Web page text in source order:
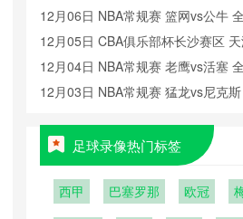
放
12月06日 NBA常规赛 篮网vs公牛
12月05日 CBA俱乐部杯长沙赛区
像回放
12月04日 NBA常规赛 老鹰vs活塞
12月03日 NBA常规赛 猛龙vs尼克
足球录像热门标签
西甲 巴塞罗那 欧冠